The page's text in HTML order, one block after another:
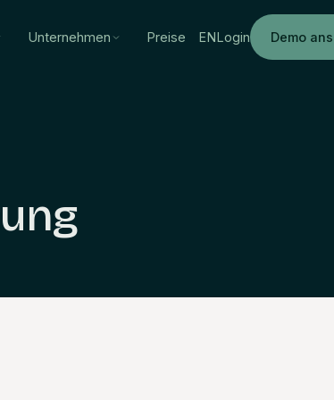
Unternehmen Preise ENLogin Demo